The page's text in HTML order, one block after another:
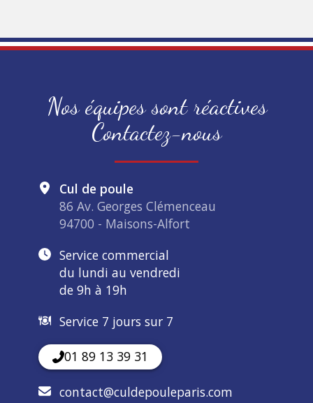
Nos équipes sont réactives
Contactez-nous
Cul de poule
86 Av. Georges Clémenceau
94700 - Maisons-Alfort
Service commercial
du lundi au vendredi
de 9h à 19h
Service 7 jours sur 7
01 89 13 39 31
contact@culdepouleparis.com